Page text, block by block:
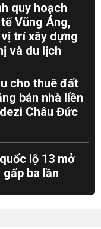
quy hoạch
Vũng Áng,
trí xây dựng
và du lịch
cho thuê đất
bán nhà liền
Châu Đức
lộ 13 mở
ba lần